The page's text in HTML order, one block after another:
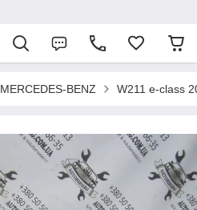
MERCEDES-BENZ W211 e-class